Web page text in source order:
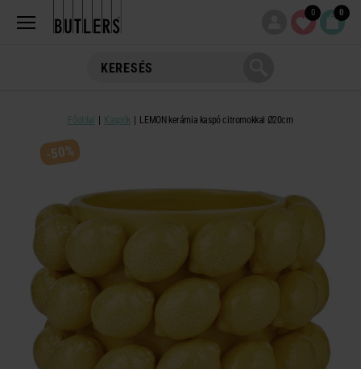
0 0
Főoldal Kaspók LEMON kerámia kaspó citromokkal Ø20cm
-50%